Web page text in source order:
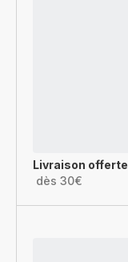
Livraison offerte
dès 30€